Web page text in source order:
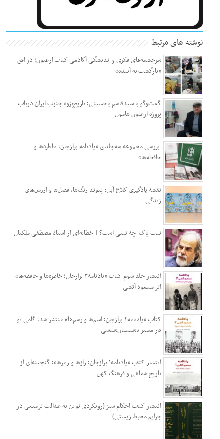
نوشته های مرتبط
سرچشمه‌های فکری و اندیشگی آکادمی کتاب ارغنون؛ در افق
«بازگشت به آینده»
گفت‌وگو با سیدقاسم یاحسینی؛ تاریخ‌پژوه جنوب ایران درباب
پروژه ارغنون هامون
بررسی مجموعه سه‌جلدی «یادنامه برازجان؛ خاطره‌ها و
حافظه‌ها»
نقشه یادگیری کلاغ آبی: پیوند رنگ‌ها، فصل‌ها و ارزش‌های
زندگی
نیت پاک، چه نیتی است؟ | خطابه‌ای از استاد مصطفی ملکیان
انتشار جلد سوم کتاب «یادنامه۳ برازجان؛ خاطره‌ها و حافظه‌ها»
اثر مسعود آتشی
کتاب «یادنامه۲ برازجان؛ اسم‌ها و رسم‌ها» منتشر شد؛ گامی نو
در مسیر دشتستان‌شناسی
انتشار کتاب «یادنامه۱ برازجان؛ رازها و رمزها»؛ گنجینه‌ای از
تاریخ شفاهی و فرهنگ کهن
انتشار کتاب احکام سبز (رویکردی نوین به عدالت ترمیمی در
جرایم محیط‌ زیستی)